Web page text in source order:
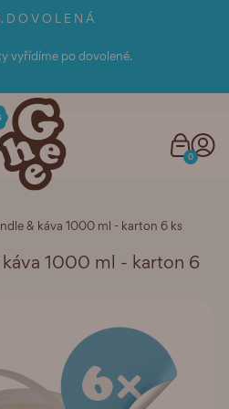
D O V O L E N Á
vyřídíme po dovolené.
0
& káva 1000 ml - karton 6 ks
1000 ml - karton 6